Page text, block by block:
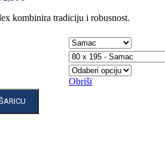
kombinira tradiciju i robusnost.
Obriši